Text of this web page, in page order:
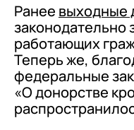
Ранее выходные
законодательно
работающих
Теперь же,
федеральные
«О донорстве